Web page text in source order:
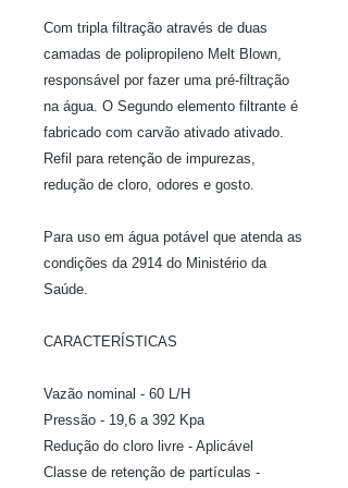
Com tripla filtração através de duas
camadas de polipropileno Melt Blown,
responsável por fazer uma pré-filtração
na água. O Segundo elemento filtrante é
fabricado com carvão ativado ativado.
Refil para retenção de impurezas,
redução de cloro, odores e gosto.
Para uso em água potável que atenda as
condições da 2914 do Ministério da
Saúde.
CARACTERÍSTICAS
Vazão nominal - 60 L/H
Pressão - 19,6 a 392 Kpa
Redução do cloro livre - Aplicável
Classe de retenção de partículas -